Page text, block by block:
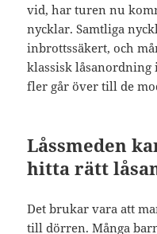
vid, har turen nu
nycklar. Samtliga
inbrottssäkert, och
klassisk
fler går över till de
Låssmeden
hitta rätt
Det brukar vara att
till dörren. Många